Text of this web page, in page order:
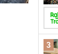
3